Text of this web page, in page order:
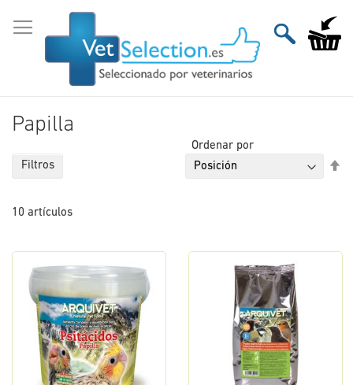
al
contenido
Mi
Papilla
10 artículos
Ordenar por
Filtros